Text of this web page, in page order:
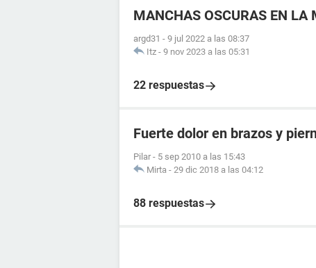
MANCHAS OSCURAS EN LA
argd31 - 9 jul 2022 a las 08:37
Itz - 9 nov 2023 a las 05:31
22 respuestas
Fuerte dolor en brazos y
Pilar - 5 sep 2010 a las 15:43
Mirta - 29 dic 2018 a las 04:12
88 respuestas